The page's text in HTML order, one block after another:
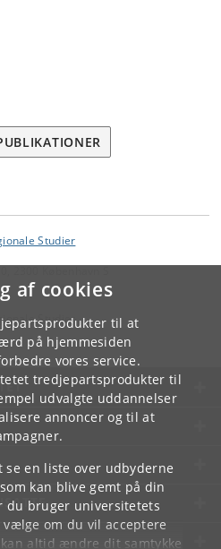
af cookies
til at
på hjemmesiden
vores service.
tredjepartsprodukter til
udvalgte uddannelser
annoncer og til at
se en liste over udbyderne
kan blive gemt på din
du bruger universitetets
om du vil acceptere
altid ændre dit samtykke
Studier
Studier